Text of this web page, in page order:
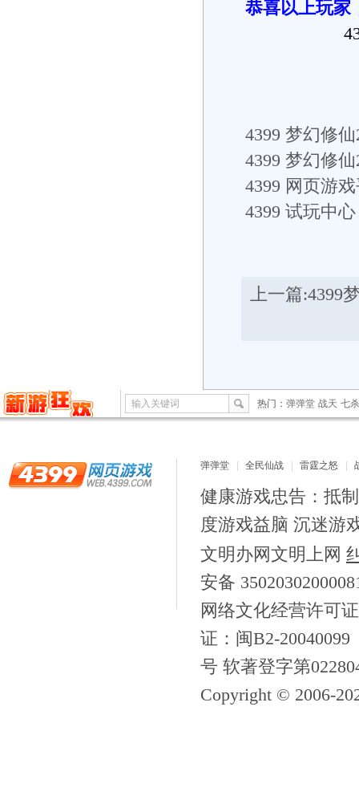
恭喜以上玩家
4399 梦幻修仙
4399 梦幻修
4399 网页游
4399 试玩中心
上一篇:4399
输入关键词 热门： 弹弹堂 战天 七杀
弹弹堂 全民仙战 雷霆之怒
健康游戏忠告：抵
度游戏益脑 沉迷游
文明办网文明上网
安备
网络文化经营许可
证：闽B2-20040099
号 软著登字第
Copyright © 2006-